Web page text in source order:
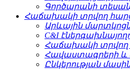
Գործարանի
Հաճախակի տրվող
Արևային
C&I
Հաճախակի տրվող
Հավաստագրերի և
Ընկերության